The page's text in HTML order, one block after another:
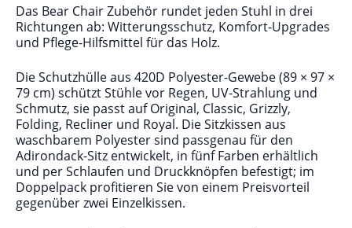
Das Bear Chair Zubehör rundet jeden Stuhl in drei
Richtungen ab: Witterungsschutz, Komfort-Upgrades
und Pflege-Hilfsmittel für das Holz.
Die Schutzhülle aus 420D Polyester-Gewebe (89 × 97 ×
79 cm) schützt Stühle vor Regen, UV-Strahlung und
Schmutz, sie passt auf Original, Classic, Grizzly,
Folding, Recliner und Royal. Die Sitzkissen aus
waschbarem Polyester sind passgenau für den
Adirondack-Sitz entwickelt, in fünf Farben erhältlich
und per Schlaufen und Druckknöpfen befestigt; im
Doppelpack profitieren Sie von einem Preisvorteil
gegenüber zwei Einzelkissen.